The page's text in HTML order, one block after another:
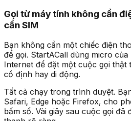
Gọi từ máy tính không cần
cần SIM
Bạn không cần một chiếc điện
để gọi. StartACall dùng micro
Internet để đặt một cuộc gọi thật
cố định hay di động.
Tất cả chạy trong trình duyệt.
Safari, Edge hoặc Firefox, cho
bấm số. Vài giây sau cuộc gọi đã